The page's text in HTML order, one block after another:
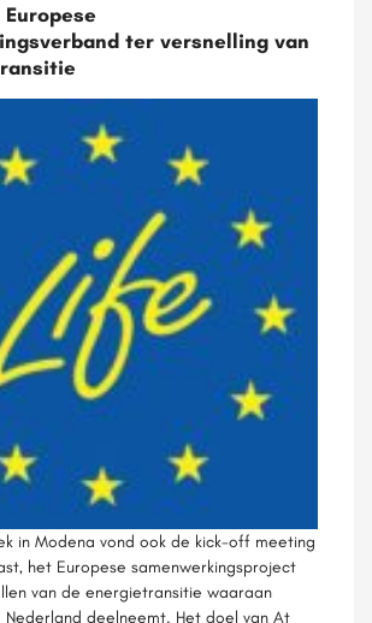
ter versnelling van
in Modena vond ook de kick-off meeting
het Europese samenwerkingsproject
van de energietransitie waaraan
Nederland deelneemt. Het doel van At